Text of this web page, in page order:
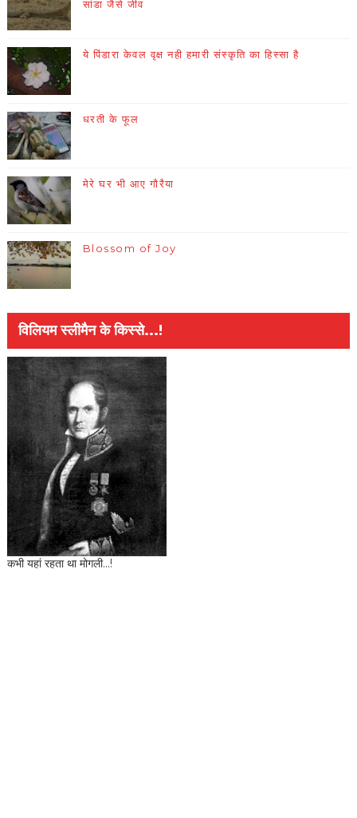
सांडा जैसे जीव
ये पिंडारा केवल वृक्ष नही हमारी संस्कृति का हिस्सा है
धरती के फूल
मेरे घर भी आए गौरैया
Blossom of Joy
विलियम स्लीमैन के किस्से...!
कभी यहां रहता था मोगली...!